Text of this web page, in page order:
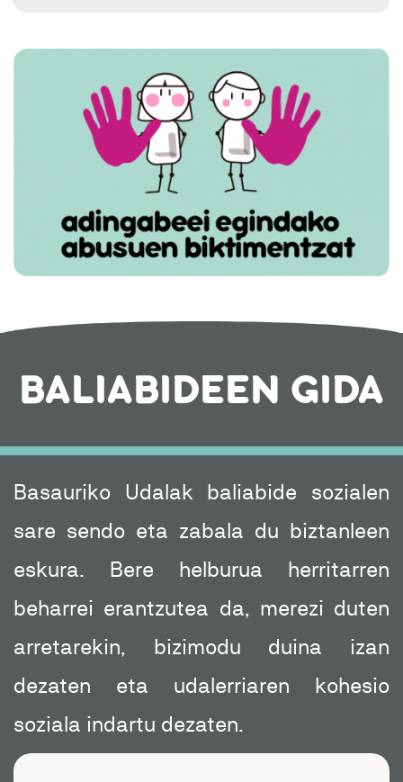
BALIABIDEEN GIDA
Basauriko Udalak baliabide sozialen
sare sendo eta zabala du biztanleen
eskura. Bere helburua herritarren
beharrei erantzutea da, merezi duten
arretarekin, bizimodu duina izan
dezaten eta udalerriaren kohesio
soziala indartu dezaten.